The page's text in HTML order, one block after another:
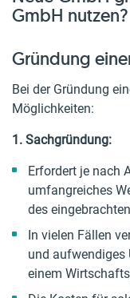
GmbH nutzen?
Gründung
Bei der Gründung
Möglichkeiten:
1. Sachgründung:
Erfordert je nach
umfangreiches
des
In vielen Fällen
und aufwendiges
einem